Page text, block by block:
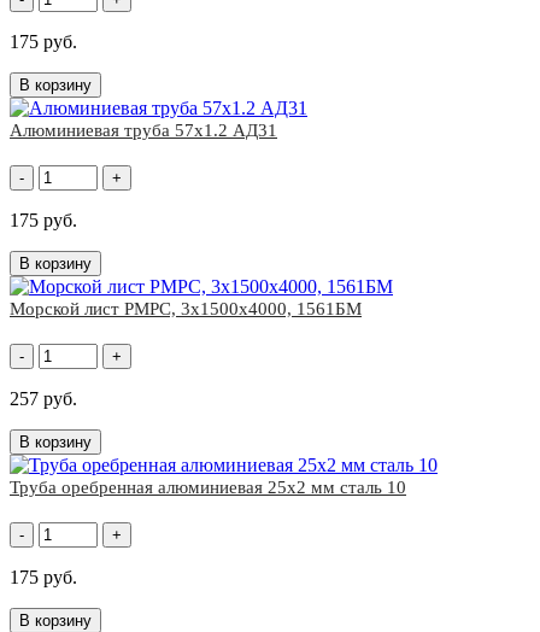
175 руб.
В корзину
Алюминиевая труба 57х1.2 АД31
- +
175 руб.
В корзину
Морской лист РМРС, 3х1500х4000, 1561БM
- +
257 руб.
В корзину
Труба оребренная алюминиевая 25х2 мм сталь 10
- +
175 руб.
В корзину